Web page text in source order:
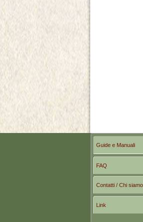
Guide e Manuali
FAQ
Contatti / Chi siamo
Link